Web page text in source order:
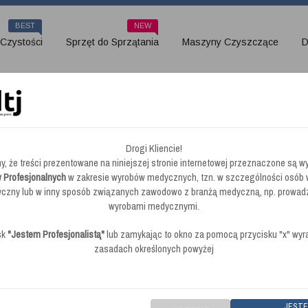
BEST
Sprzęt do Sprzątania
NEW
Maszyny Czyszczące
Pielęgnacji Powierzchni
Preparat do Codziennej
Swish SP 100 Zapachowy Preparat do Codziennej
Drogi Kliencie!
że treści prezentowane na niniejszej stronie internetowej przeznaczone są
Profesjonalnychw zakresie wyrobów medycznych, tzn. w szczególności osób
lub w inny sposób związanych zawodowo z branżą medyczną, np.
wyrobami medycznymi.
"Jestem Profesjonalistą"lub zamykając to okno za pomocą przycisku "x"
zasadach określonych powyżej